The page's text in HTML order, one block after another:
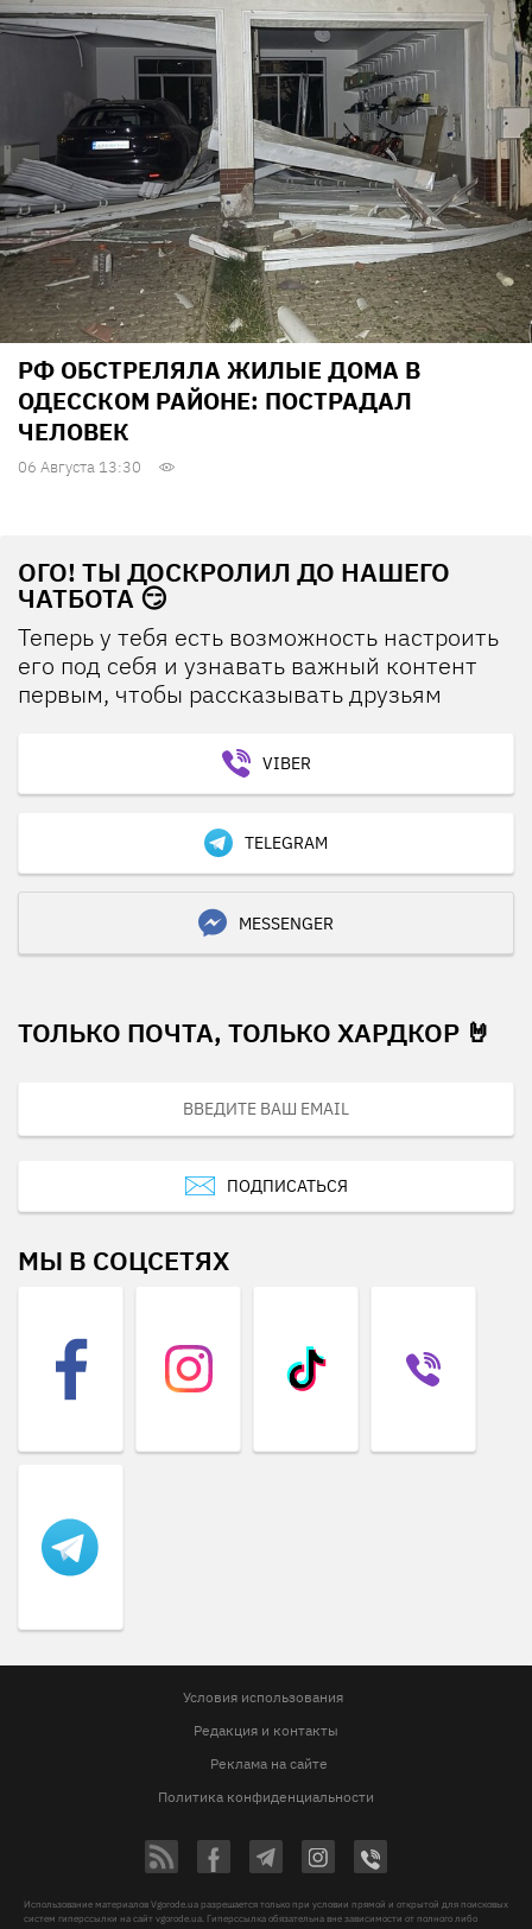
РФ ОБСТРЕЛЯЛА ЖИЛЫЕ ДОМА В
ОДЕССКОМ РАЙОНЕ: ПОСТРАДАЛ
ЧЕЛОВЕК
06 Августа 13:30
ОГО! ТЫ ДОСКРОЛИЛ ДО НАШЕГО
ЧАТБОТА 😏
Теперь у тебя есть возможность настроить
его под себя и узнавать важный контент
первым, чтобы рассказывать друзьям
VIBER
TELEGRAM
MESSENGER
ТОЛЬКО ПОЧТА, ТОЛЬКО ХАРДКОР 🤘
ПОДПИСАТЬСЯ
МЫ В СОЦСЕТЯХ
Условия использования
Редакция и контакты
Реклама на сайте
Политика конфиденциальности
Использование материалов Vgorode.ua разрешается только при условии прямой и открытой для поисковых
систем гиперссылки на сайт vgorode.ua. Гиперссылка обязательна вне зависимости от полного либо